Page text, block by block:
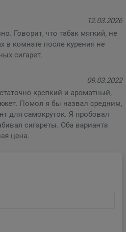
12.03.2026
Говорит, что табак мягкий, не
в комнате после курения не
сигарет.
09.03.2022
крепкий и ароматный,
жжет. Помол я бы назвал средним,
для самокруток. Я пробовал
сигареты. Оба варианта
цена.